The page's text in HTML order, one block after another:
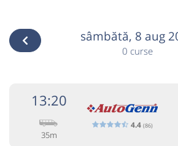
sâmbătă, 8 aug
0 curse
13:20
35m
4.4 (86)